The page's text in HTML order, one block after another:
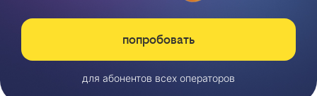
попробовать
для абонентов всех операторов